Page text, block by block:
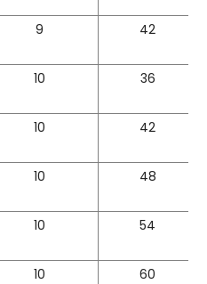
9 42
10 36
10 42
10 48
10 54
10 60